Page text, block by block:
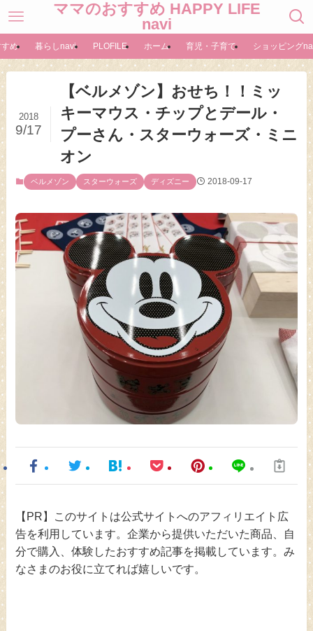
ママのおすすめ HAPPY LIFE
navi
め 暮らしnavi PLOFILE ホーム 育児・子育て ショッピング
【ベルメゾン】おせち！！ミッ
キーマウス・チップとデール・
プーさん・スターウォーズ・ミニ
オン
2018
9/17
ベルメゾン スターウォーズ ディズニー 2018-09-17
【PR】このサイトは公式サイトへのアフィリエイト広
告を利用しています。企業から提供いただいた商品、自
分で購入、体験したおすすめ記事を掲載しています。み
なさまのお役に立てれば嬉しいです。